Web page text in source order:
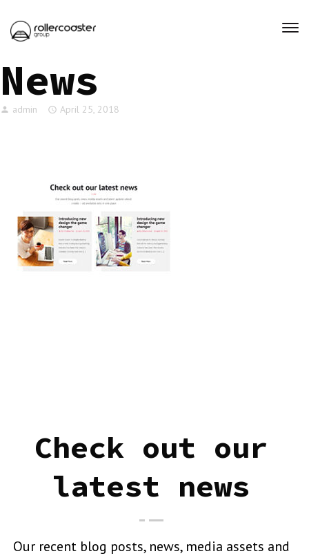
News
admin April 25, 2018
Check out our
latest news
Our recent blog posts, news, media assets and